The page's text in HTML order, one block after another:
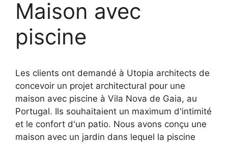
Maison avec
piscine
Les clients ont demandé à Utopia architects de
concevoir un projet architectural pour une
maison avec piscine à Vila Nova de Gaia, au
Portugal. Ils souhaitaient un maximum d'intimité
et le confort d'un patio. Nous avons conçu une
maison avec un jardin dans lequel la piscine